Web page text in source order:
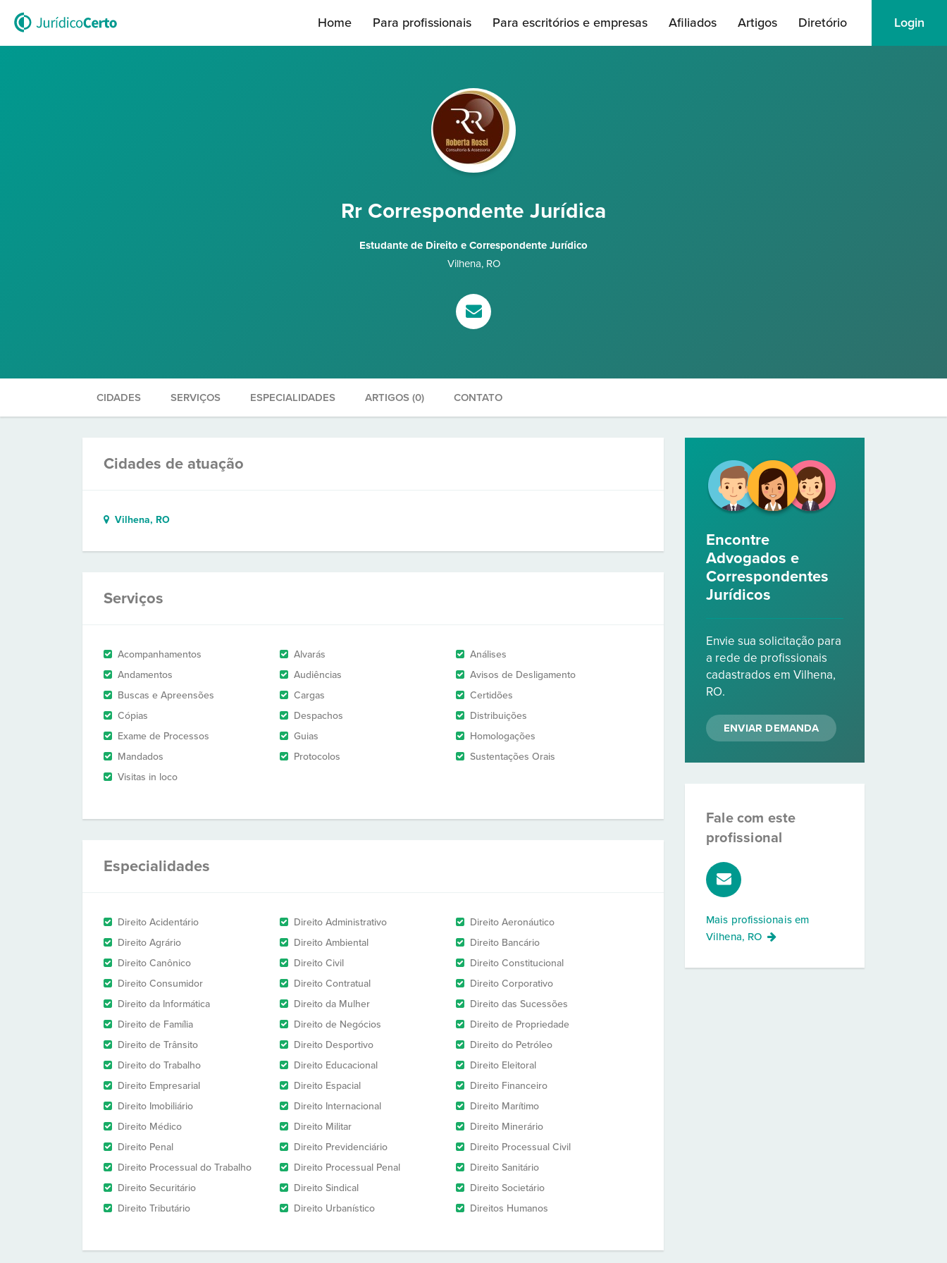
Home Para profissionais Para escritórios e empresas Afiliados Artigos Diretório Login
Rr Correspondente Jurídica
Estudante de Direito e Correspondente Jurídico
Vilhena, RO
CIDADES SERVIÇOS ESPECIALIDADES ARTIGOS (0) CONTATO
Cidades de atuação
Vilhena, RO
Serviços
Acompanhamentos Alvarás
Análises
Andamentos
Audiências
Avisos de Desligamento
Buscas e Apreensões
Cargas
Certidões
Cópias
Despachos
Distribuições
Exame de Processos
Guias
Homologações
Mandados
Protocolos
Sustentações Orais
Visitas in loco
Especialidades
Direito Acidentário Direito Administrativo
Direito Aeronáutico
Direito Agrário
Direito Ambiental
Direito Bancário
Direito Canônico
Direito Civil
Direito Constitucional
Direito Consumidor
Direito Contratual
Direito Corporativo
Direito da Informática
Direito da Mulher
Direito das Sucessões
Direito de Família
Direito de Negócios
Direito de Propriedade
Direito de Trânsito
Direito Desportivo
Direito do Petróleo
Direito do Trabalho
Direito Educacional
Direito Eleitoral
Direito Empresarial
Direito Espacial
Direito Financeiro
Direito Imobiliário
Direito Internacional
Direito Marítimo
Direito Médico
Direito Militar
Direito Minerário
Direito Penal
Direito Previdenciário
Direito Processual Civil
Direito Processual do Trabalho
Direito Processual Penal
Direito Sanitário
Direito Securitário
Direito Sindical
Direito Societário
Direito Tributário
Direito Urbanístico Direitos Humanos
Encontre
Advogados e
Correspondentes
Jurídicos
Envie sua solicitação para
a rede de profissionais
cadastrados em Vilhena,
RO.
ENVIAR DEMANDA
Fale com este
profissional
Mais profissionais em
Vilhena, RO